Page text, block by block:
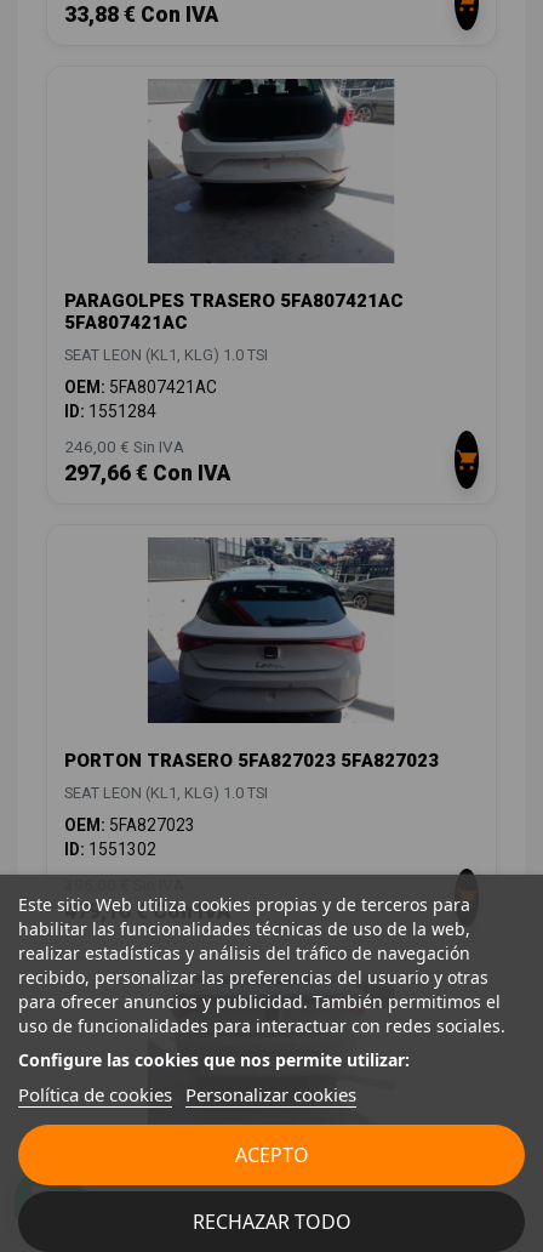
33,88 € Con IVA
PARAGOLPES TRASERO 5FA807421AC
5FA807421AC
SEAT LEON (KL1, KLG) 1.0 TSI
OEM: 5FA807421AC
ID: 1551284
246,00 € Sin IVA
297,66 € Con IVA
PORTON TRASERO 5FA827023 5FA827023
SEAT LEON (KL1, KLG) 1.0 TSI
OEM: 5FA827023
ID: 1551302
479,16 € Con IVA
REFUERZO PARAGOLPES TRASERO
5FA807305B 5FA807305B
Este sitio Web utiliza cookies propias y de terceros para
habilitar las funcionalidades técnicas de uso de la web,
realizar estadísticas y análisis del tráfico de navegación
recibido, personalizar las preferencias del usuario y otras
para ofrecer anuncios y publicidad. También permitimos el
uso de funcionalidades para interactuar con redes sociales.
Configure las cookies que nos permite utilizar:
Política de cookies Personalizar cookies
RECHAZAR TODO
ACEPTO